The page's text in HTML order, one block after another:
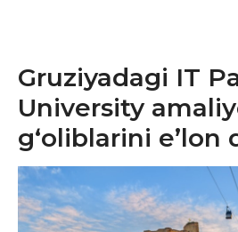
Gruziyadagi IT
University
g‘oliblarini e’lon